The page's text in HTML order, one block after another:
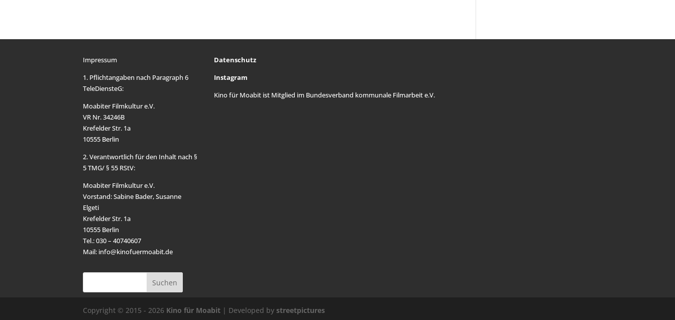
Impressum
1. Pflichtangaben nach Paragraph 6
TeleDiensteG:
Moabiter Filmkultur e.V.
VR Nr. 34246B
Krefelder Str. 1a
10555 Berlin
2. Verantwortlich für den Inhalt nach §
5 TMG/ § 55 RStV:
Moabiter Filmkultur e.V.
Vorstand: Sabine Bader, Susanne
Elgeti
Krefelder Str. 1a
10555 Berlin
Tel.: 030 – 40740607
Mail: info@kinofuermoabit.de
Datenschutz
Instagram
Kino für Moabit ist Mitglied im Bundesverband kommunale Filmarbeit e.V.
Copyright © 2015 - 2026 Kino für Moabit | Developed by streetpictures